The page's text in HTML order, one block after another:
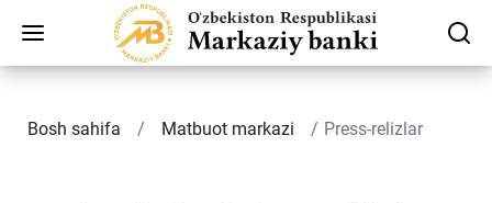
Bosh sahifa Matbuot markazi Press-relizlar